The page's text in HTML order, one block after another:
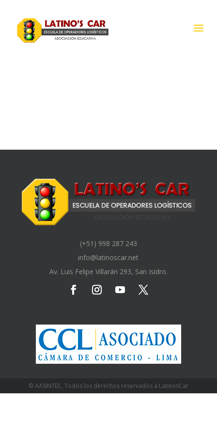
(+51) 998 287 243
info@latinoscar.net
Av. Luis Felipe Villarán 293, San Isidro.
© AASINTEC, Todos los derechos reservados a LatinosCar